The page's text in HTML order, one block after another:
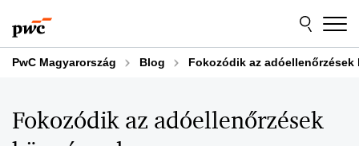
to
content
to
footer
PwC Magyarország Blog Fokozódik az adóellenőrzések
Fokozódik az adóellenőrzések